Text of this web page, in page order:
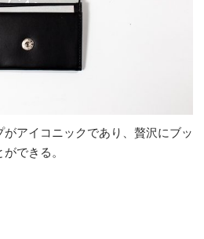
アイコニックであり、贅沢にブッ
できる。